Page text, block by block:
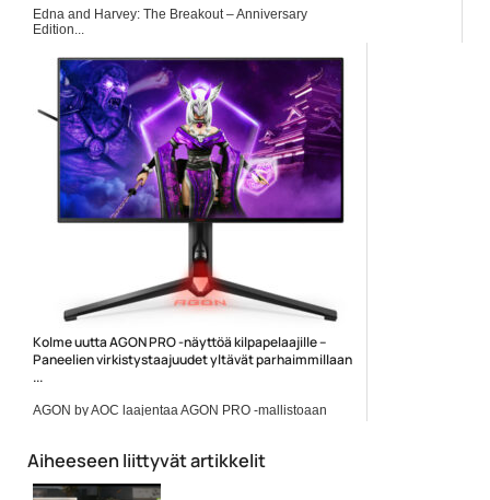
Edna and Harvey: The Breakout – Anniversary
Edition...
Kolme uutta AGON PRO -näyttöä kilpapelaajille –
Paneelien virkistystaajuudet yltävät parhaimmillaan
...
AGON by AOC laajentaa AGON PRO -mallistoaan
Aiheeseen liittyvät artikkelit